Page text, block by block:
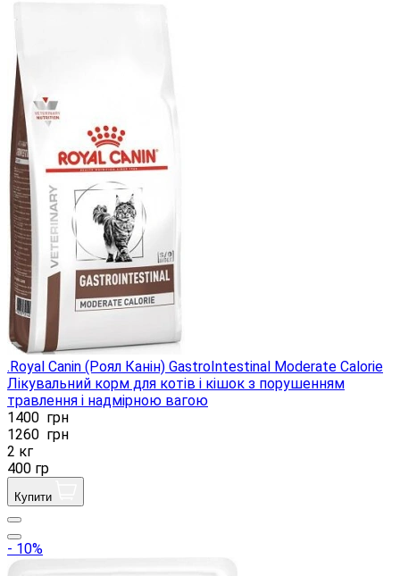
.Royal Canin (Роял Канін) GastroIntestinal Moderate Calorie
Лікувальний корм для котів і кішок з порушенням
травлення і надмірною вагою
1400 грн
1260 грн
2 кг
400 гр
Купити
- 10%